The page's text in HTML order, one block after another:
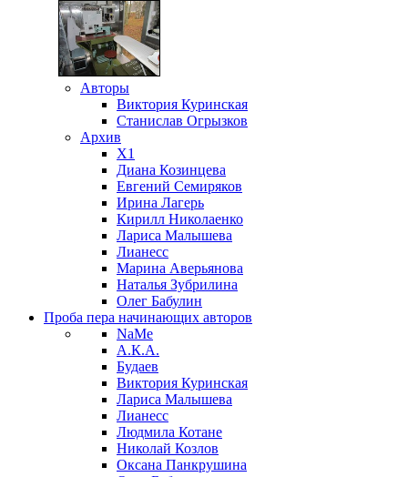
Авторы
Виктория Куринская
Станислав Огрызков
Архив
X1
Диана Козинцева
Евгений Семиряков
Ирина Лагерь
Кирилл Николаенко
Лариса Малышева
Лианесс
Марина Аверьянова
Наталья Зубрилина
Олег Бабулин
Проба пера начинающих авторов
NaMe
А.К.А.
Будаев
Виктория Куринская
Лариса Малышева
Лианесс
Людмила Котане
Николай Козлов
Оксана Панкрушина